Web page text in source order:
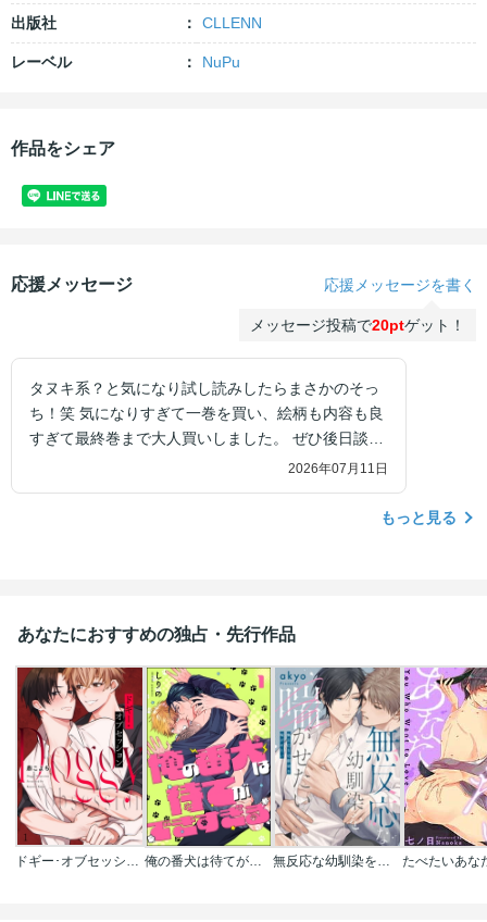
出版社 CLLENN
レーベル NuPu
作品をシェア
応援メッセージ 応援メッセージを書く
メッセージ投稿で20ptゲット！
タヌキ系？と気になり試し読みしたらまさかのそっ
ち！笑 気になりすぎて一巻を買い、絵柄も内容も良
すぎて最終巻まで大人買いしました。 ぜひ後日談と
2026年07月11日
もっと見る
あなたにおすすめの独占・先行作品
俺の番犬は待てができすぎる(分冊版) たべたいあな